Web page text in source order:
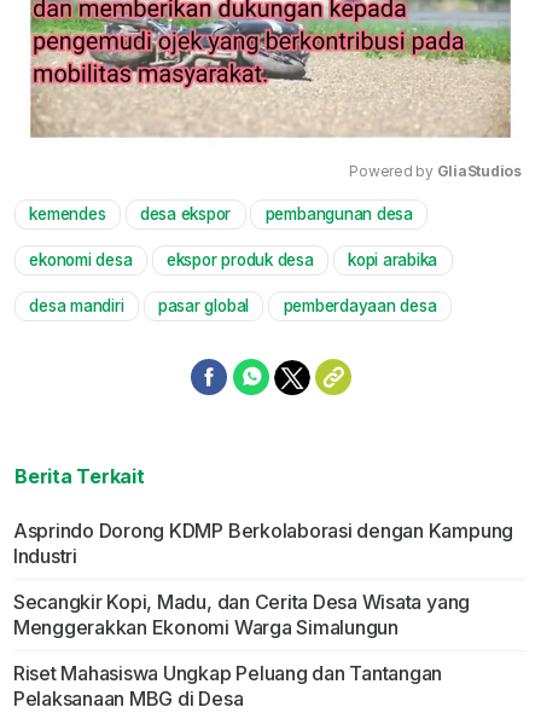
Powered by GliaStudios
kemendes desa ekspor pembangunan desa
ekonomi desa ekspor produk desa kopi arabika
desa mandiri pasar global pemberdayaan desa
Berita Terkait
Asprindo Dorong KDMP Berkolaborasi dengan Kampung
Industri
Secangkir Kopi, Madu, dan Cerita Desa Wisata yang
Menggerakkan Ekonomi Warga Simalungun
Riset Mahasiswa Ungkap Peluang dan Tantangan
Pelaksanaan MBG di Desa